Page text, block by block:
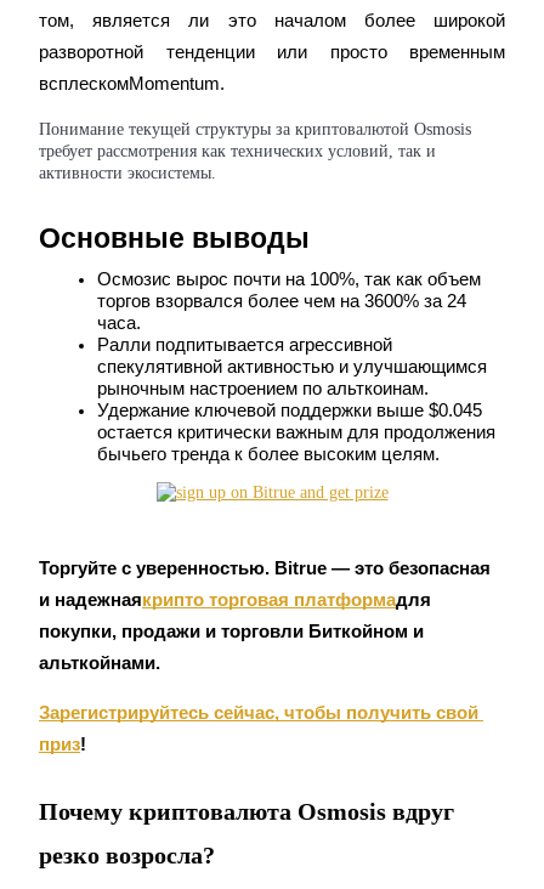
USDC фьючерсы
Фьючерсы с использованием USDC в качестве
Копирование торговли
Присоединяйтесь к лучшим трейдерам
Станьте копи-трейдером
за копи-трейдинг
том, является ли это началом более широкой
разворотной тенденции или просто временным
всплескомMomentum.
Понимание текущей структуры за криптовалютой Osmosis
требует рассмотрения как технических условий, так и
активности экосистемы.
Основные выводы
Осмозис вырос почти на 100%, так как объем
торгов взорвался более чем на 3600% за 24
часа.
Ралли подпитывается агрессивной
спекулятивной активностью и улучшающимся
рыночным настроением по альткоинам.
Удержание ключевой поддержки выше $0.045
остается критически важным для продолжения
бычьего тренда к более высоким целям.
Торгуйте с уверенностью. Bitrue — это безопасная
и надежнаякрипто торговая платформадля
покупки, продажи и торговли Биткойном и
альткойнами.
Зарегистрируйтесь сейчас, чтобы получить свой
приз!
Почему криптовалюта Osmosis вдруг
резко возросла?